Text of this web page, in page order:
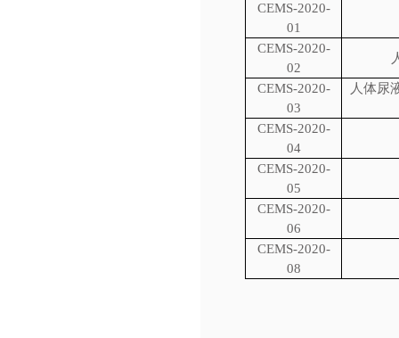
CEMS-2020-
01
CEMS-2020-
02
CEMS-2020-
03
人体尿
CEMS-2020-
04
CEMS-2020-
05
CEMS-2020-
06
CEMS-2020-
08